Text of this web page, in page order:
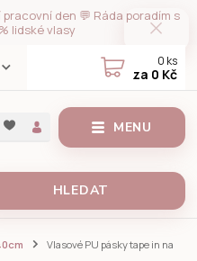
den 💬 Ráda poradím s
lidské vlasy
MENU
HLEDAT
0 ks
za 0 Kč
Vlasové PU pásky tape in na